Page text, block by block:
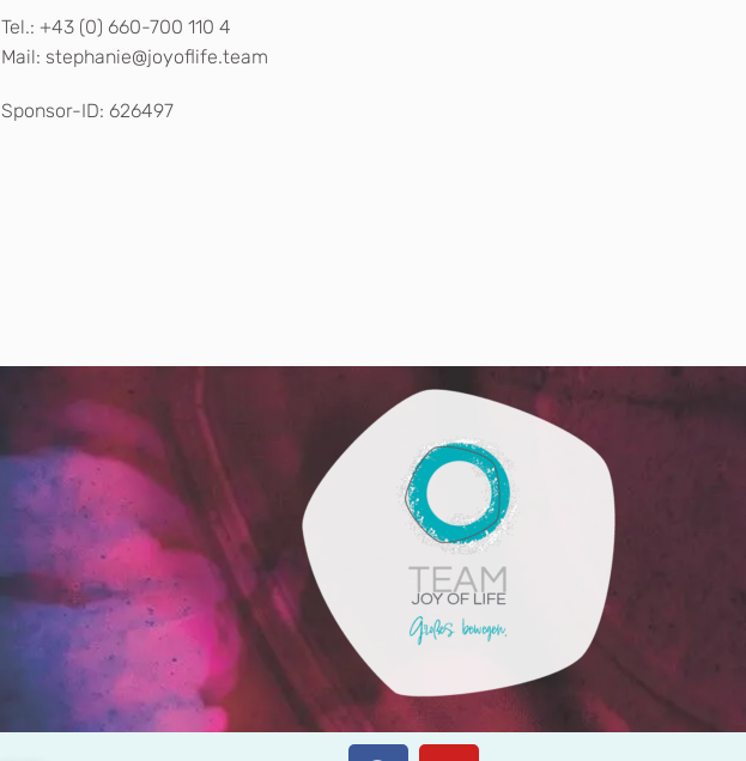
Tel.: +43 (0) 660-700 110 4
Mail: stephanie@joyoflife.team
Sponsor-ID: 626497